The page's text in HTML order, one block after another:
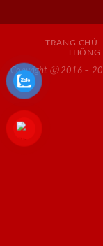
TRANG CHỦ
THÔNG
Copyright ⓒ 2016 –